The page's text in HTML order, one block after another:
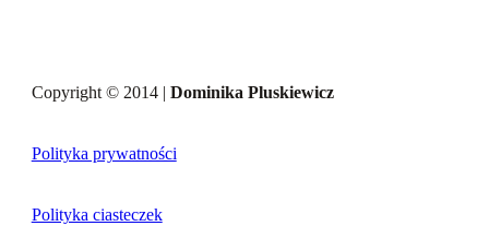
Copyright © 2014 | Dominika Pluskiewicz
Polityka prywatności
Polityka ciasteczek